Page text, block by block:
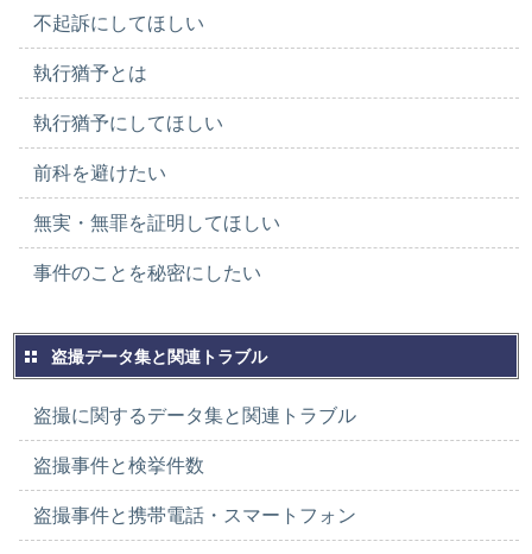
不起訴にしてほしい
執行猶予とは
執行猶予にしてほしい
前科を避けたい
無実・無罪を証明してほしい
事件のことを秘密にしたい
盗撮データ集と関連トラブル
盗撮に関するデータ集と関連トラブル
盗撮事件と検挙件数
盗撮事件と携帯電話・スマートフォン